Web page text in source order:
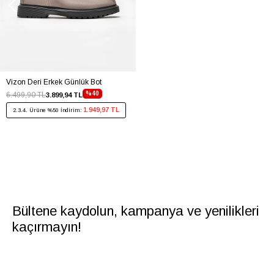
Vizon Deri Erkek Günlük Bot
%40
3.899,94 TL
6.499,90 TL
2.3.4. Ürüne %50 İndirim: 1.949,97 TL
Bültene kaydolun, kampanya ve yenilikleri
kaçırmayın!